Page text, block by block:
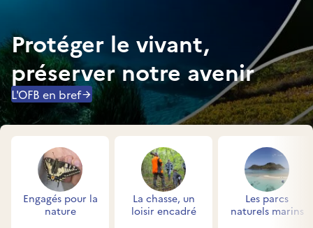
Protéger le vivant,
préserver notre avenir
L'OFB en bref
Accès rapides
Engagés pour la
nature
La chasse, un
loisir encadré
Les parcs
naturels marins